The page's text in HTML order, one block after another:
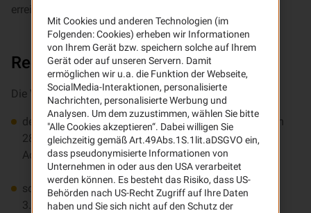
erreichbar ist.
Rechtsgrundlagen
Die VHV unterliegt
dem Barrierefreiheitsstärkungsgesetz (BFSG), das am
28. Juni 2025 die EU-Richtlinie 2019/882 (European
Accessibility Act) in deutsches Recht umsetzt,
sowie der darin referenzierten Norm EN 301 549 (V
3.2.1).
Mit Cookies und anderen Technologien (im
Folgenden: Cookies) erheben wir Informationen
von Ihrem Gerät bzw. speichern solche auf Ihrem
Gerät oder auf unseren Servern. Damit
ermöglichen wir u.a. die Funktion der Webseite,
SocialMedia-Interaktionen, personalisierte
Nachrichten, personalisierte Werbung und
Analysen. Um dem zuzustimmen, wählen Sie bitte
"Alle Cookies akzeptieren“. Dabei willigen Sie
gleichzeitig gemäß Art.49Abs.1S.1lit.aDSGVO ein,
dass pseudonymisierte Informationen von
Unternehmen in oder aus den USA verarbeitet
werden können. Es besteht das Risiko, dass US-
Behörden nach US-Recht Zugriff auf Ihre Daten
haben und Sie sich nicht auf den Schutz der